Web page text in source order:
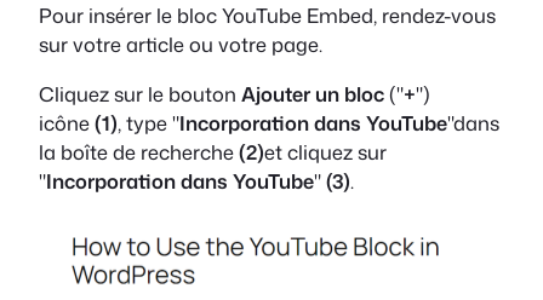
Pour insérer le bloc YouTube Embed, rendez-vous
sur votre article ou votre page.
Cliquez sur le bouton Ajouter un bloc("+")
icône(1), type "Incorporation dans YouTube"dans
la boîte de recherche(2)et cliquez sur
"Incorporation dans YouTube"(3).